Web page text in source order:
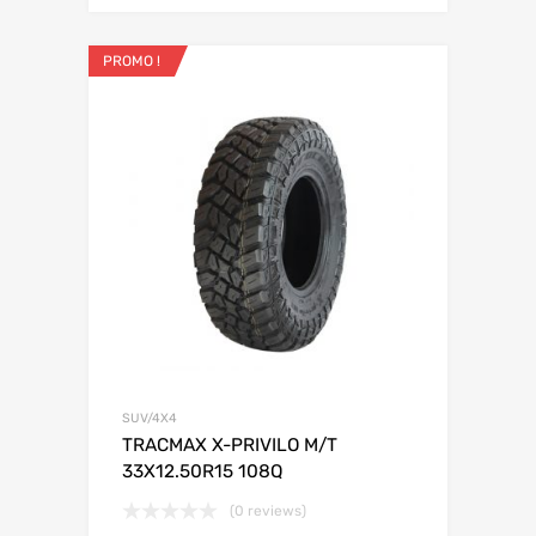
PROMO !
SUV/4X4
TRACMAX X-PRIVILO M/T
33X12.50R15 108Q
(0 reviews)